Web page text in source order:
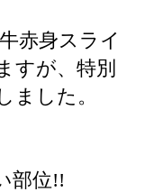
赤身スライ
すが、特別
ました。
部位!!